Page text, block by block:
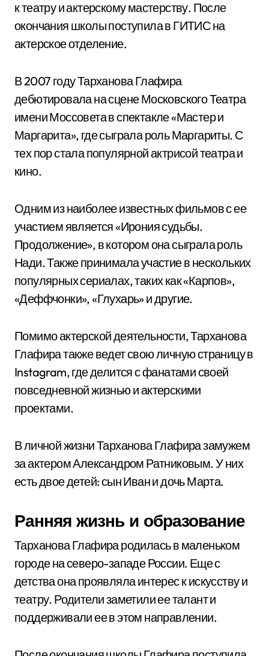
к театру и актерскому мастерству. После
окончания школы поступила в ГИТИС на
актерское отделение.
В 2007 году Тарханова Глафира
дебютировала на сцене Московского Театра
имени Моссовета в спектакле «Мастер и
Маргарита», где сыграла роль Маргариты. С
тех пор стала популярной актрисой театра и
кино.
Одним из наиболее известных фильмов с ее
участием является «Ирония судьбы.
Продолжение», в котором она сыграла роль
Нади. Также принимала участие в нескольких
популярных сериалах, таких как «Карпов»,
«Деффчонки», «Глухарь» и другие.
Помимо актерской деятельности, Тарханова
Глафира также ведет свою личную страницу в
Instagram, где делится с фанатами своей
повседневной жизнью и актерскими
проектами.
В личной жизни Тарханова Глафира замужем
за актером Александром Ратниковым. У них
есть двое детей: сын Иван и дочь Марта.
Ранняя жизнь и образование
Тарханова Глафира родилась в маленьком
городе на северо-западе России. Еще с
детства она проявляла интерес к искусству и
театру. Родители заметили ее талант и
поддерживали ее в этом направлении.